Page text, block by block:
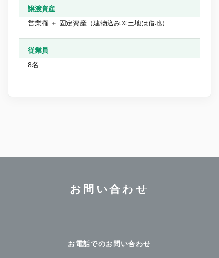
譲渡資産
営業権 ＋ 固定資産（建物込み※土地は借地）
従業員
8名
お問い合わせ
お電話でのお問い合わせ